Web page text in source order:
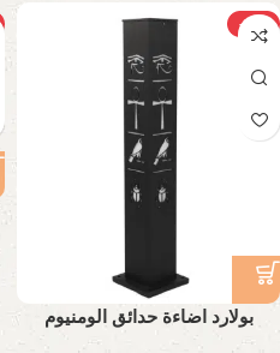
-10%
بولارد اضاءة حدائق الومنيوم
فرعوني 70 سم